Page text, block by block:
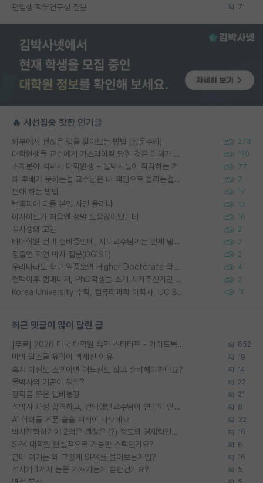
편입생 학부연구생 질문 7
🔥 시선집중 핫한 인기글
외부에서 괜찮은 랩을 알아보는 방법 (장문주의) 278
대학원생들 교수에게 가스라이팅 당한 것은 이해가 갑니다. 안타깝네요. 120
소재분야 석박사 대학원생 + 물박사들이 착각하는 거 77
왜 후배가 못하는걸 교수님은 내 책임으로 돌리는걸까요? 7
편애 하는 방법 17
랩홈피에 다들 본인 사진 올리냐 13
이사이트가 처음엔 정말 도움많이됐는데 16
석사생의 고민 2
타대학원 컨텍 준비중인데, 지도교수님께는 언제 말씀드려야 할까요? 2
정출연 학연 박사 질문(DGIST) 2
우리나라도 학구 열풍보면 Higher Doctorate 학위가 필요하다고 봅니다. 4
컨택이후 랩매니저, PhD학생들 소개 시켜주신거면 거의 컨펌에 가깝나요? 2
Korea University 수학, 컴퓨터과학 이학사, UC Berkeley 산업공학 대학원 공학박사가 되는 것은 쉽지 않겠죠? 11
최근 댓글이 많이 달린 글
[무료] 2026 미국 대학원 유학 스타터팩 - 가이드북 & 합격자 컨택메일 템플릿 652
미박 탑스쿨 유학이 빡세진 이유 19
혹시 이정도 스펙이면 어느정도 잡고 준비해야하나요? 14
물박사의 기준이 뭐임? 22
장학금 모은 랩비통장 21
석박사 과정 합격하고, 컨택했던교수님이 연락이 안됩니다... 8
AI 학회들 거품 슬슬 지적이 나오네요 32
박사진학하기에 2억은 괜찮은 (?) 정도의 경제력인가요 16
SPK 대학원 현실적으로 가능한 스펙인가요? 6
근데 여기는 왜 그렇게 SPK를 물어보는거임? 16
석사가 1저자 논문 가져가는게 흔한건가요? 5